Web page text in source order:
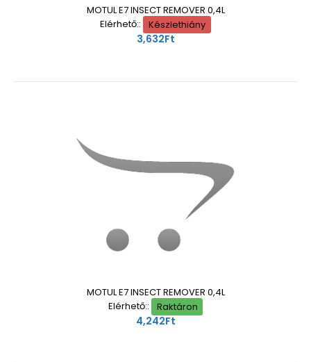
MOTUL E7 INSECT REMOVER 0,4L
Elérhető::
Készlethiány
3,632Ft
MOTUL E7 INSECT REMOVER 0,4L
Elérhető::
Raktáron
4,242Ft